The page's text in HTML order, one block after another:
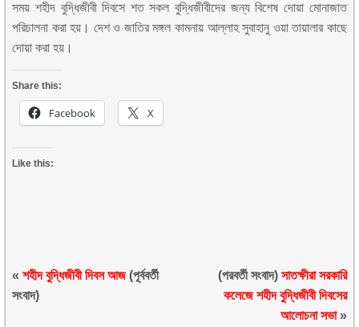
সময় শহীদ বুদ্ধিজীবী দিবসে শত সকল বুদ্ধিজীবীদের জন্য বিশেষ দোয়া মোনাজাত
পরিচালনা করা হয়। দেশ ও জাতির মঙ্গল কামনায় আল্লাহ সুবাহানু ওয়া তায়ালার কাছে
দোয়া করা হয়।
Share this:
Facebook X
Like this:
«শহীদ বুদ্ধিজীবী দিবস আজ(পূর্ববর্তী
সংবাদ)
(পরবর্তী সংবাদ) সাতক্ষীরা সরকারি
কলেজে শহীদ বুদ্ধিজীবী দিবসের
আলোচনা সভা»